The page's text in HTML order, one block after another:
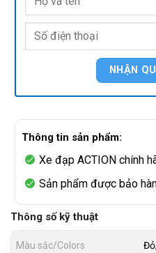
Thông tin sản phẩm:
Xe đạp ACTION chính
Sản phẩm được bảo
Thông số kỹ thuật
Màu sắc/Colors